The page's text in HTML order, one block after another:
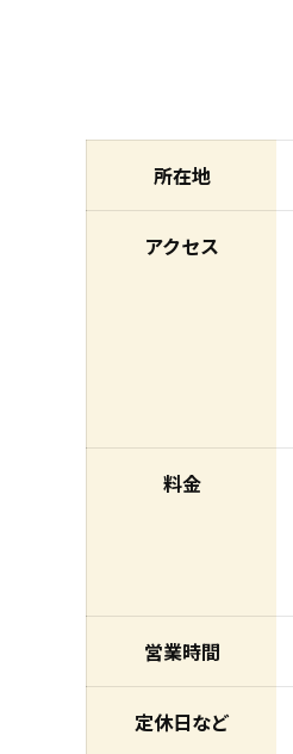
所在地
アクセス
料金
営業時間
定休日など